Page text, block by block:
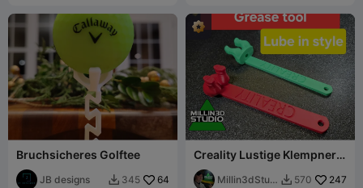
Bruchsicheres Golftee
JB designs  345 64
Creality Lustige Klempner-
Ritze Z-Wellen-
Fettwerkzeug K1 K2 Ender
Millin3dStud
 570 247